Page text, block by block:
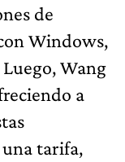
de
Windows,
Wang
a
tarifa,